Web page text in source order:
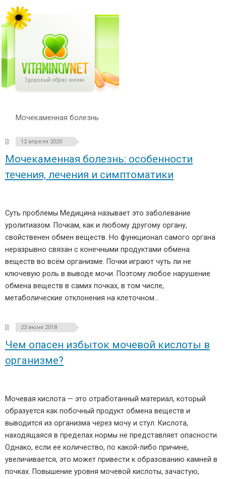
Мочекаменная болезнь
12 апреля 2020
Мочекаменная болезнь: особенности
течения, лечения и симптоматики
Суть проблемы Медицина называет это заболевание
уролитиазом. Почкам, как и любому другому органу,
свойственен обмен веществ. Но функционал самого органа
неразрывно связан с конечными продуктами обмена
веществ во всём организме. Почки играют чуть ли не
ключевую роль в выводе мочи. Поэтому любое нарушение
обмена веществ в самих почках, в том числе,
метаболические отклонения на клеточном…
23 июня 2018
Чем опасен избыток мочевой кислоты в
организме?
Мочевая кислота — это отработанный материал, который
образуется как побочный продукт обмена веществ и
выводится из организма через мочу и стул. Кислота,
находящаяся в пределах нормы не представляет опасности.
Однако, если ее количество, по какой-либо причине,
увеличивается, это может привести к образованию камней в
почках. Повышение уровня мочевой кислоты, зачастую,